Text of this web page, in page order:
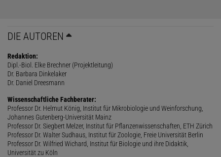
DIE AUTOREN
Redaktion:
Dipl.-Biol. Elke Brechner (Projektleitung)
Dr. Barbara Dinkelaker
Dr. Daniel Dreesmann
Wissenschaftliche Fachberater:
Professor Dr. Helmut König, Institut für Mikrobiologie und Weinforschung,
Johannes Gutenberg-Universität Mainz
Professor Dr. Siegbert Melzer, Institut für Pflanzenwissenschaften, ETH Zürich
Professor Dr. Walter Sudhaus, Institut für Zoologie, Freie Universität Berlin
Professor Dr. Wilfried Wichard, Institut für Biologie und ihre Didaktik,
Universität zu Köln